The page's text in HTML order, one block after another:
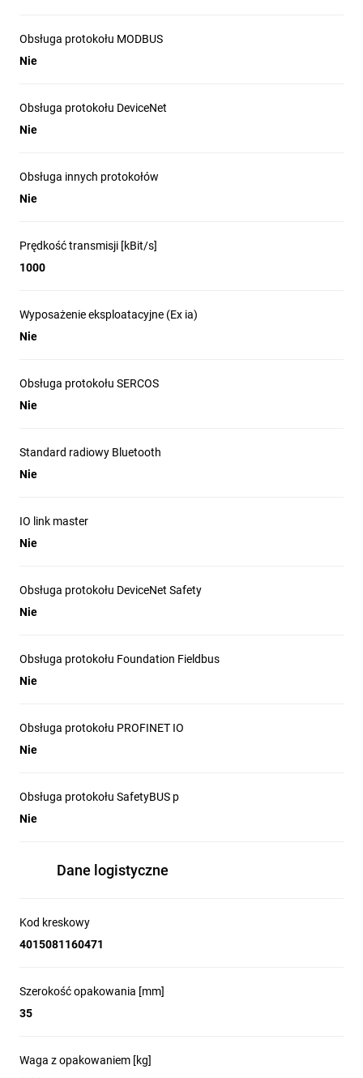
Obsługa protokołu MODBUS
Nie
Obsługa protokołu DeviceNet
Nie
Obsługa innych protokołów
Nie
Prędkość transmisji [kBit/s]
1000
Wyposażenie eksploatacyjne (Ex ia)
Nie
Obsługa protokołu SERCOS
Nie
Standard radiowy Bluetooth
Nie
IO link master
Nie
Obsługa protokołu DeviceNet Safety
Nie
Obsługa protokołu Foundation Fieldbus
Nie
Obsługa protokołu PROFINET IO
Nie
Obsługa protokołu SafetyBUS p
Nie
Dane logistyczne
Kod kreskowy
4015081160471
Szerokość opakowania [mm]
35
Waga z opakowaniem [kg]